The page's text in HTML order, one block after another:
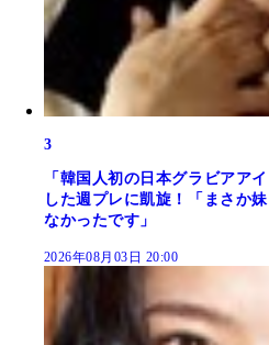
3
「韓国人初の日本グラビアア
した週プレに凱旋！「まさか
なかったです」
2026年08月03日 20:00